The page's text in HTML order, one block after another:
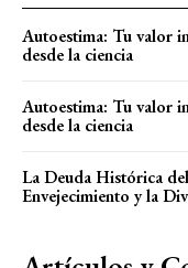
Autoestima: Tu valor
desde la ciencia
Autoestima: Tu valor
desde la ciencia
La Deuda Histórica
Envejecimiento y la